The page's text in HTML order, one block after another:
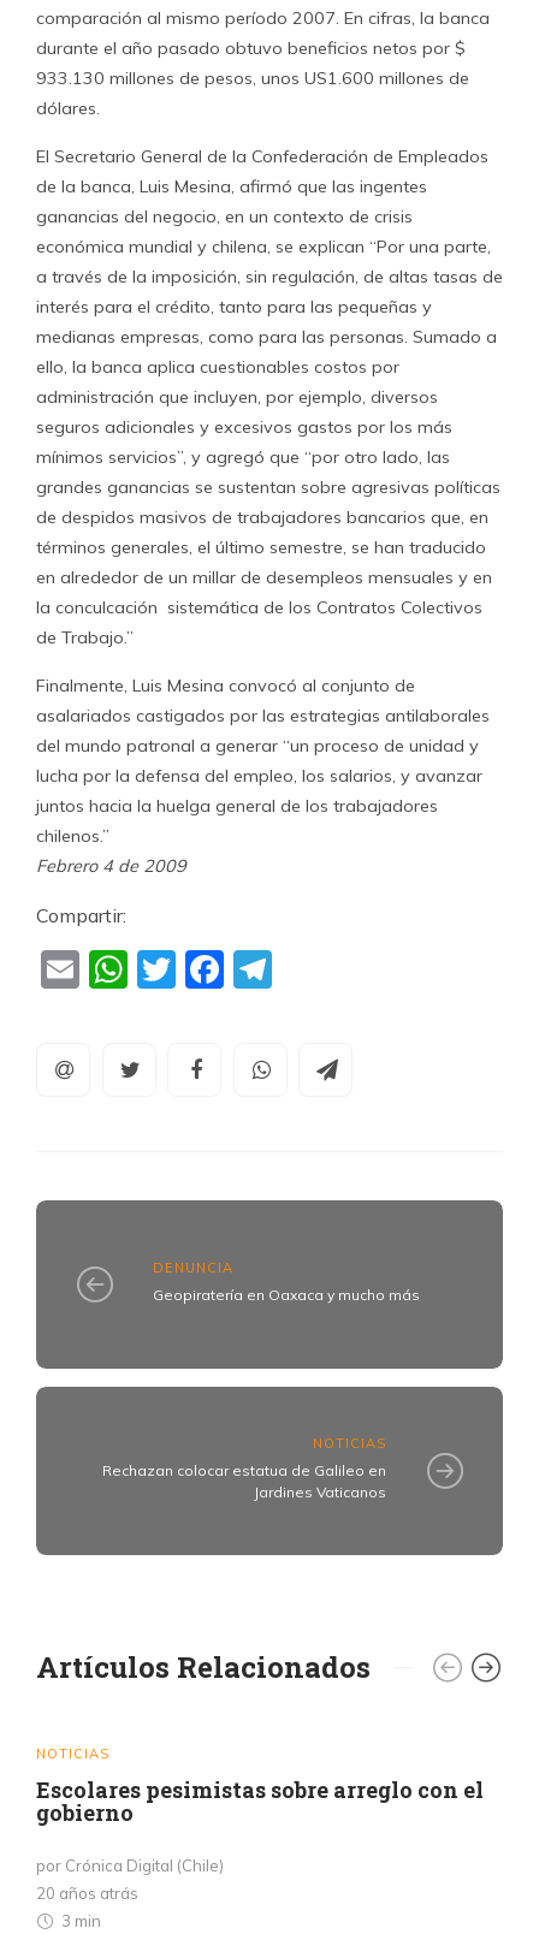
comparación al mismo período 2007. En cifras, la banca
durante el año pasado obtuvo beneficios netos por $
933.130 millones de pesos, unos US1.600 millones de
dólares.
El Secretario General de la Confederación de Empleados
de la banca, Luis Mesina, afirmó que las ingentes
ganancias del negocio, en un contexto de crisis
económica mundial y chilena, se explican “Por una parte,
a través de la imposición, sin regulación, de altas tasas de
interés para el crédito, tanto para las pequeñas y
medianas empresas, como para las personas. Sumado a
ello, la banca aplica cuestionables costos por
administración que incluyen, por ejemplo, diversos
seguros adicionales y excesivos gastos por los más
mínimos servicios”, y agregó que “por otro lado, las
grandes ganancias se sustentan sobre agresivas políticas
de despidos masivos de trabajadores bancarios que, en
términos generales, el último semestre, se han traducido
en alrededor de un millar de desempleos mensuales y en
la conculcación sistemática de los Contratos Colectivos
de Trabajo.”
Finalmente, Luis Mesina convocó al conjunto de
asalariados castigados por las estrategias antilaborales
del mundo patronal a generar “un proceso de unidad y
lucha por la defensa del empleo, los salarios, y avanzar
juntos hacia la huelga general de los trabajadores
chilenos.”
Febrero 4 de 2009
Compartir:
EmailWhatsApp
TwitterFacebook
DENUNCIA
Geopiratería en Oaxaca y mucho más
NOTICIAS
Rechazan colocar estatua de Galileo en
Jardines Vaticanos
Artículos Relacionados
NOTICIAS
Escolares pesimistas sobre arreglo con el
gobierno
por Crónica Digital (Chile)
20 años atrás
3 min